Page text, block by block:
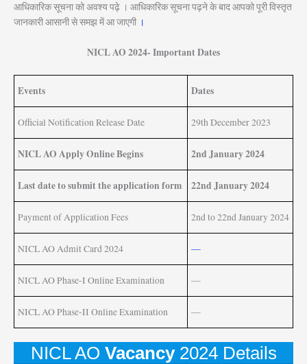
आधिकारिक सूचना को अवश्य पढ़े । आधिकारिक सूचना पढ़ने के बाद आपको पूरी विस्तृत
जानकारी आसानी से समझ में आ जाएगी ।
NICL AO 2024- Important Dates
Events Dates
Official Notification Release Date 29th December 2023
NICL AO Apply Online Begins 2nd January 2024
Last date to submit the application form 22nd January 2024
Payment of Application Fees 2nd to 22nd January 2024
NICL AO Admit Card 2024 —
NICL AO Phase-I Online Examination —
NICL AO Phase-II Online Examination —
NICL AO Vacancy2024 Details